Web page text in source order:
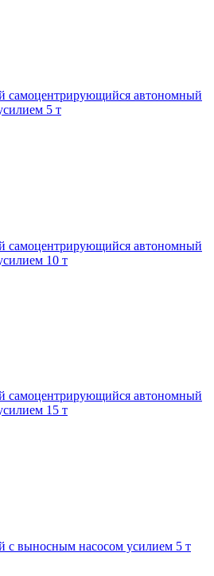
самоцентрирующийся автономный
5 т
самоцентрирующийся автономный
10 т
самоцентрирующийся автономный
15 т
с выносным насосом усилием 5 т